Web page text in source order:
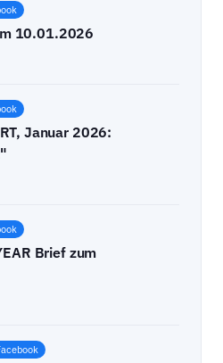
10.01.2026
Januar 2026:
Brief zum